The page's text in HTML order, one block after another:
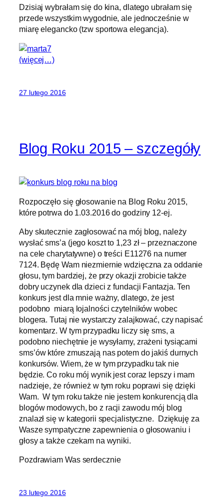
Dzisiaj wybrałam się do kina, dlatego ubrałam się
przede wszystkim wygodnie, ale jednocześnie w
miarę elegancko (tzw sportowa elegancja).
(więcej…)
27 lutego 2016
Blog Roku 2015 – szczegóły
Rozpoczęło się głosowanie na Blog Roku 2015,
które potrwa do 1.03.2016 do godziny 12-ej.
Aby skutecznie zagłosować na mój blog, należy
wysłać sms’a (jego koszt to 1,23 zł – przeznaczone
na cele charytatywne) o treści E11276 na numer
7124. Będę Wam niezmiernie wdzięczna za oddanie
głosu, tym bardziej, że przy okazji zrobicie także
dobry uczynek dla dzieci z fundacji Fantazja. Ten
konkurs jest dla mnie ważny, dlatego, że jest
podobno miarą lojalności czytelników wobec
blogera. Tutaj nie wystarczy zalajkować, czy napisać
komentarz. W tym przypadku liczy się sms, a
podobno niechętnie je wysyłamy, zrażeni tysiącami
sms’ów które zmuszają nas potem do jakiś durnych
konkursów. Wiem, że w tym przypadku tak nie
będzie. Co roku mój wynik jest coraz lepszy i mam
nadzieje, że również w tym roku poprawi się dzięki
Wam. W tym roku także nie jestem konkurencją dla
blogów modowych, bo z racji zawodu mój blog
znalazł się w kategorii specjalistyczne. Dziękuję za
Wasze sympatyczne zapewnienia o głosowaniu i
głosy a także czekam na wyniki.
Pozdrawiam Was serdecznie
23 lutego 2016